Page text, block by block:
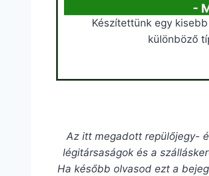
-
Készítettünk egy
különböző
Az itt megadott repülőjegy-
légitársaságok és a
Ha később olvasod ezt a